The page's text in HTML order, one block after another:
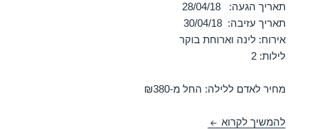
תאריך הגעה: 28/04/18
תאריך עזיבה: 30/04/18
אירוח: לינה וארוחת בוקר
לילות: 2
מחיר לאדם ללילה: החל מ-₪380
להמשיך לקרוא חופשה במלון מלכת שבא אילת – אילת 28/04/2018